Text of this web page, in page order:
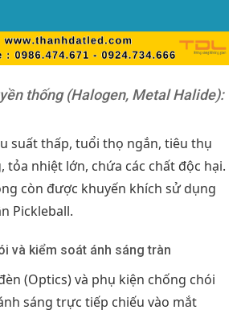
thống (Halogen, Metal Halide):
suất thấp, tuổi thọ ngắn, tiêu thụ
tỏa nhiệt lớn, chứa các chất độc hại.
còn được khuyến khích sử dụng
Pickleball.
và kiểm soát ánh sáng tràn
(Optics) và phụ kiện chống chói
sáng trực tiếp chiếu vào mắt